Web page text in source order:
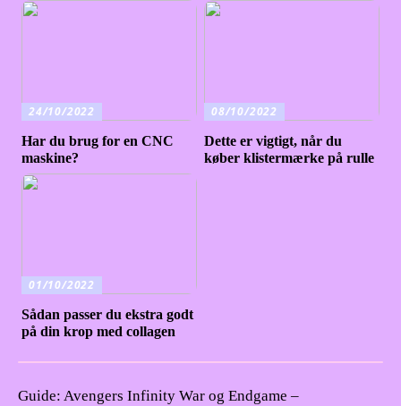
24/10/2022
Har du brug for en CNC
maskine?
08/10/2022
Dette er vigtigt, når du
køber klistermærke på rulle
01/10/2022
Sådan passer du ekstra godt
på din krop med collagen
Guide: Avengers Infinity War og Endgame –